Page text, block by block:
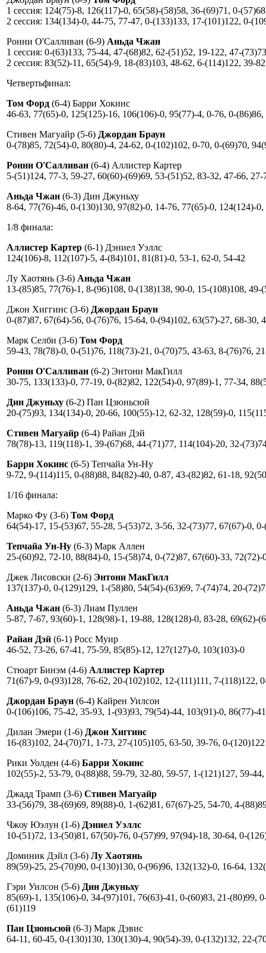
1 сессия: 124(75)-8, 126(117)-0, 65(58)-(58)58, 36-(69)71, 0-
2 сессия: 134(134)-0, 44-75, 77-47, 0-(133)133, 17-(101)122, 0-
Ронни О'Салливан (6-9) Аньда Чжан
1 сессия: 0-(63)133, 75-44, 47-(68)82, 62-(51)52, 19-122, 47-
2 сессия: 83(52)-11, 65(54)-9, 18-(83)103, 48-62, 6-(114)122, 39-
Четвертьфинал:
Том Форд (6-4) Барри Хокинс
46-63, 77(65)-0, 125(125)-16, 106(106)-0, 95(77)-4, 0-76, 0-
Стивен Магуайр (5-6) Джордан Браун
0-(78)85, 72(54)-0, 80(80)-4, 24-62, 0-(102)102, 0-70, 0-(69)70,
Ронни О'Салливан (6-4) Аллистер Картер
5-(51)124, 77-3, 59-27, 60(60)-(69)69, 53-(51)52, 83-32, 47-66,
Аньда Чжан (6-3) Дин Джуньху
8-64, 77(76)-46, 0-(130)130, 97(82)-0, 14-76, 77(65)-0, 124(124)-
1/8 финала:
Аллистер Картер (6-1) Дэниел Уэллс
124(106)-8, 112(107)-5, 4-(84)101, 81(81)-0, 53-1, 62-0, 54-42
Лу Хаотянь (3-6) Аньда Чжан
13-(85)85, 77(76)-1, 8-(96)108, 0-(138)138, 90-0, 15-(108)108, 49-
Джон Хиггинс (3-6) Джордан Браун
0-(87)87, 67(64)-56, 0-(76)76, 15-64, 0-(94)102, 63(57)-27, 68-30,
Марк Селби (3-6) Том Форд
59-43, 78(78)-0, 0-(51)76, 118(73)-21, 0-(70)75, 43-63, 8-(76)76,
Ронни О'Салливан (6-2) Энтони МакГилл
30-75, 133(133)-0, 77-19, 0-(82)82, 122(54)-0, 97(89)-1, 77-34,
Дин Джуньху (6-2) Пан Цзюньсюй
20-(75)93, 134(134)-0, 20-66, 100(55)-12, 62-32, 128(59)-0,
Стивен Магуайр (6-4) Райан Дэй
78(78)-13, 119(118)-1, 39-(67)68, 44-(71)77, 114(104)-20, 32-
Барри Хокинс (6-5) Тепчайа Ун-Ну
9-72, 9-(114)115, 0-(88)88, 84(82)-40, 0-87, 43-(82)82, 61-18,
1/16 финала:
Марко Фу (3-6) Том Форд
64(54)-17, 15-(53)67, 55-28, 5-(53)72, 3-56, 32-(73)77, 67(67)-0,
Тепчайа Ун-Ну (6-3) Марк Аллен
25-(60)92, 72-10, 88(84)-0, 15-(58)74, 0-(72)87, 67(60)-33, 72(72)-
Джек Лисовски (2-6) Энтони МакГилл
137(137)-0, 0-(129)129, 1-(58)80, 54(54)-(63)69, 7-(74)74, 20-
Аньда Чжан (6-3) Лиам Пуллен
5-87, 7-67, 93(60)-1, 128(98)-1, 19-88, 128(128)-0, 83-28, 69(62)-
Райан Дэй (6-1) Росс Муир
46-52, 73-26, 67-41, 75-59, 85(85)-12, 127(127)-0, 103(103)-0
Стюарт Бинэм (4-6) Аллистер Картер
71(67)-9, 0-(93)128, 76-62, 20-(102)102, 12-(111)111, 7-(118)122,
Джордан Браун (6-4) Кайрен Уилсон
0-(106)106, 75-42, 35-93, 1-(93)93, 79(54)-44, 103(91)-0, 86(77)-
Дилан Эмери (1-6) Джон Хиггинс
16-(83)102, 24-(70)71, 1-73, 27-(105)105, 63-50, 39-76, 0-(120)122
Рики Уолден (4-6) Барри Хокинс
102(55)-2, 53-79, 0-(88)88, 59-79, 32-80, 59-57, 1-(121)127, 59-
Джадд Трамп (3-6) Стивен Магуайр
33-(56)79, 38-(69)69, 89(88)-0, 1-(62)81, 67(67)-25, 54-70, 4-
Чжоу Юэлун (1-6) Дэниел Уэллс
10-(51)72, 13-(50)81, 67(50)-76, 0-(57)99, 97(94)-18, 30-64, 0-
Доминик Дэйл (3-6) Лу Хаотянь
89(59)-25, 25-(70)90, 0-(130)130, 0-(96)96, 132(132)-0, 16-64,
Гэри Уилсон (5-6) Дин Джуньху
85(69)-1, 135(106)-0, 34-(97)101, 76(63)-41, 0-(60)83, 21-(80)99,
(61)119
Пан Цзюньсюй (6-3) Марк Дэвис
64-11, 60-45, 0-(130)130, 130(130)-4, 90(54)-39, 0-(132)132, 22-